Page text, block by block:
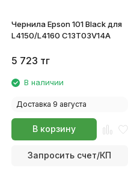
Чернила Epson 101 Black для
L4150/L4160 C13T03V14A
5 723 тг
В наличии
Доставка 9 августа
В корзину
Запросить счет/КП